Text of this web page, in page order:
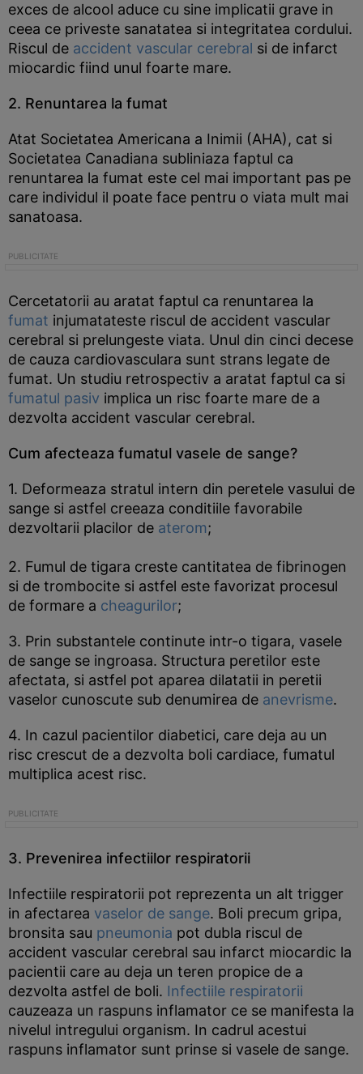
exces de alcool aduce cu sine implicatii grave in
ceea ce priveste sanatatea si integritatea cordului.
Riscul de accident vascular cerebral si de infarct
miocardic fiind unul foarte mare.
2. Renuntarea la fumat
Atat Societatea Americana a Inimii (AHA), cat si
Societatea Canadiana subliniaza faptul ca
renuntarea la fumat este cel mai important pas pe
care individul il poate face pentru o viata mult mai
sanatoasa.
Cercetatorii au aratat faptul ca renuntarea la
fumat injumatateste riscul de accident vascular
cerebral si prelungeste viata. Unul din cinci decese
de cauza cardiovasculara sunt strans legate de
fumat. Un studiu retrospectiv a aratat faptul ca si
fumatul pasiv implica un risc foarte mare de a
dezvolta accident vascular cerebral.
Cum afecteaza fumatul vasele de sange?
1. Deformeaza stratul intern din peretele vasului de
sange si astfel creeaza conditiile favorabile
dezvoltarii placilor de aterom;
2. Fumul de tigara creste cantitatea de fibrinogen
si de trombocite si astfel este favorizat procesul
de formare a cheagurilor;
3. Prin substantele continute intr-o tigara, vasele
de sange se ingroasa. Structura peretilor este
afectata, si astfel pot aparea dilatatii in peretii
vaselor cunoscute sub denumirea de anevrisme.
4. In cazul pacientilor diabetici, care deja au un
risc crescut de a dezvolta boli cardiace, fumatul
multiplica acest risc.
3. Prevenirea infectiilor respiratorii
Infectiile respiratorii pot reprezenta un alt trigger
in afectarea vaselor de sange. Boli precum gripa,
bronsita sau pneumonia pot dubla riscul de
accident vascular cerebral sau infarct miocardic la
pacientii care au deja un teren propice de a
dezvolta astfel de boli. Infectiile respiratorii
cauzeaza un raspuns inflamator ce se manifesta la
nivelul intregului organism. In cadrul acestui
raspuns inflamator sunt prinse si vasele de sange.